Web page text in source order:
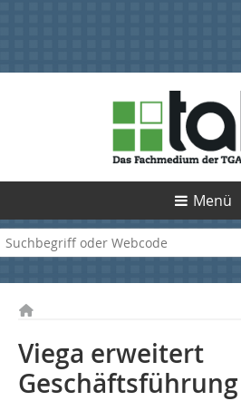
Menü
Viega erweitert
Geschäftsführung